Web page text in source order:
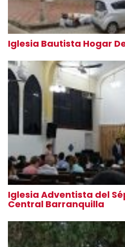
Iglesia Bautista Hogar
Iglesia Adventista del
Central Barranquilla